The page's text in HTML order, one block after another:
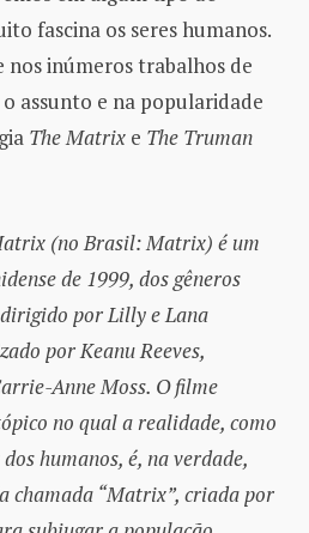
fascina os seres humanos.
nos inúmeros trabalhos de
assunto e na popularidade
TheMatrix e The Truman
(no Brasil: Matrix) é um
de 1999, dos gêneros
por Lilly e Lana
por Keanu Reeves,
Anne Moss. O filme
no qual a realidade, como
humanos, é, na verdade,
chamada “Matrix”, criada por